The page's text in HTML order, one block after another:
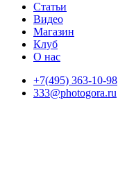
Статьи
Видео
Магазин
Клуб
О нас
+7(495) 363-10-98
333@photogora.ru